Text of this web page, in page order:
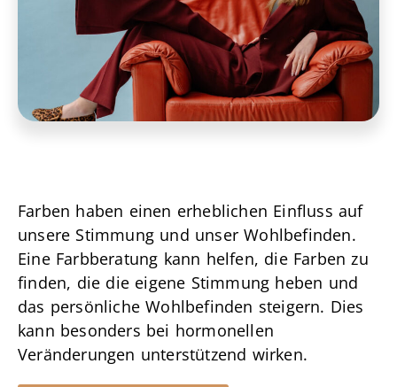
Farben haben einen erheblichen Einfluss auf
unsere Stimmung und unser Wohlbefinden.
Eine Farbberatung kann helfen, die Farben zu
finden, die die eigene Stimmung heben und
das persönliche Wohlbefinden steigern. Dies
kann besonders bei hormonellen
Veränderungen unterstützend wirken.